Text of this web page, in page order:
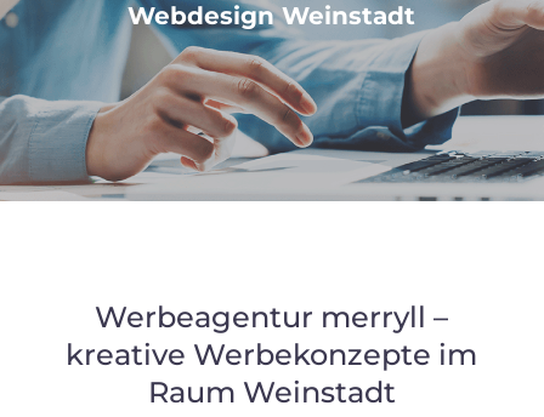
Webdesign Weinstadt
Werbeagentur merryll –
kreative Werbekonzepte im
Raum Weinstadt